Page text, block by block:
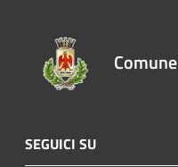
SEGUICI SU